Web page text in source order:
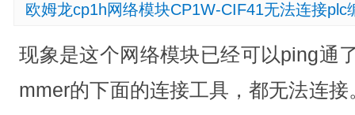
欧姆龙cp1h网络模块CP1W-CIF41无法连接plc
现象是这个网络模块已经可以ping通
mmer的下面的连接工具，都无法连